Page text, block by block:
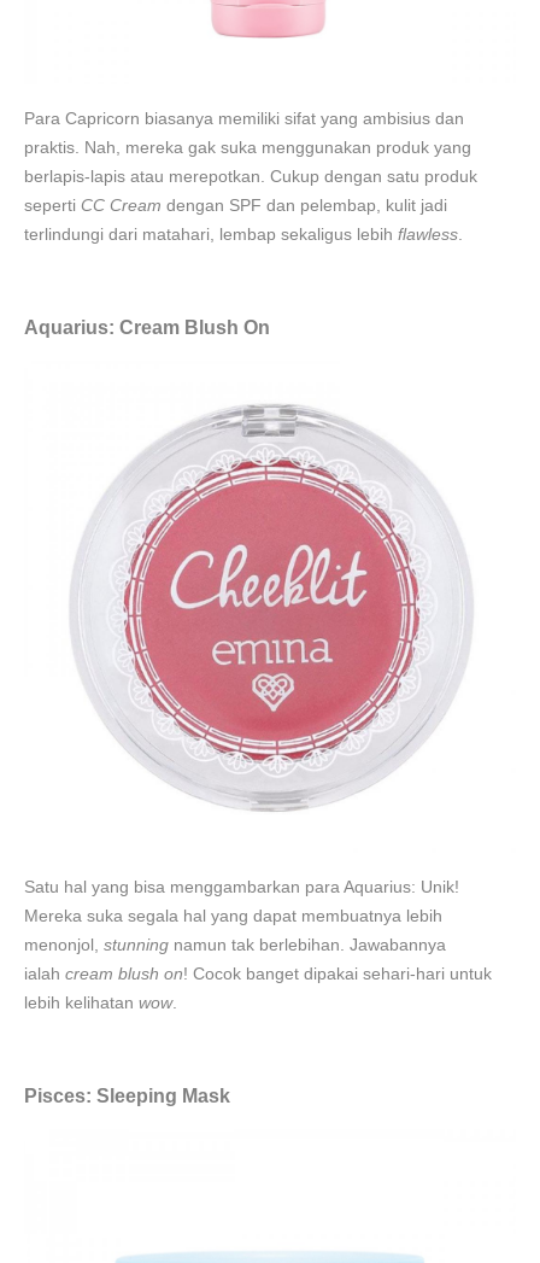
Para Capricorn biasanya memiliki sifat yang ambisius dan
praktis. Nah, mereka gak suka menggunakan produk yang
berlapis-lapis atau merepotkan. Cukup dengan satu produk
seperti CC Cream dengan SPF dan pelembap, kulit jadi
terlindungi dari matahari, lembap sekaligus lebih flawless
Aquarius: Cream Blush On
Satu hal yang bisa menggambarkan para Aquarius: Unik!
Mereka suka segala hal yang dapat membuatnya lebih
menonjol, stunning namun tak berlebihan. Jawabannya
ialah cream blush on! Cocok banget dipakai sehari-hari untuk
lebih kelihatan wow.
Pisces: Sleeping Mask